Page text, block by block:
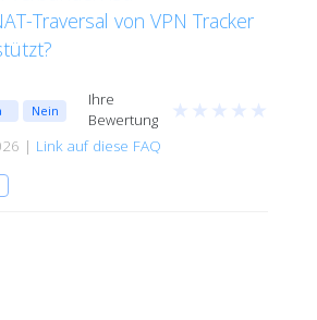
Traversal von VPN Tracker
Nein
Ihre
Bewertung
★ ★ ★ ★ ★
| Link auf diese FAQ